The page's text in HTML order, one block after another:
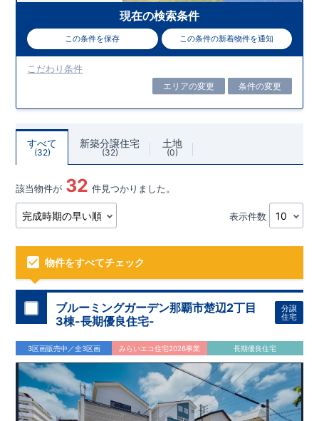
現在の検索条件
この条件を保存 この条件の新着物件を通知
こだわり条件
エリアの変更 条件の変更
すべて
32
新築分譲住宅
32
土地
0
該当物件が 32 件見つかりました。
表示件数
物件をすべてチェック
ブルーミングガーデン那覇市楚辺2丁目
3棟-長期優良住宅-
分譲
住宅
3区画販売中／全3区画 みらいエコ住宅2026事業 長期優良住宅